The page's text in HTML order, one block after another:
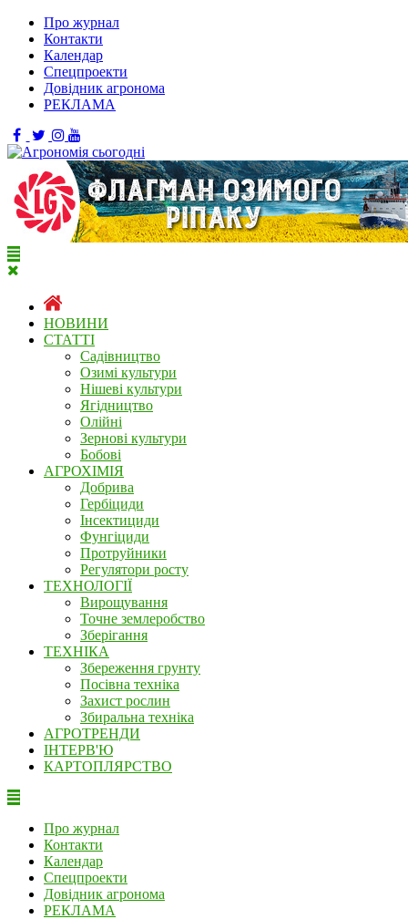
Про журнал
Контакти
Календар
Спецпроекти
Довідник агронома
РЕКЛАМА
НОВИНИ
СТАТТІ
Садівництво
Озимі культури
Нішеві культури
Ягідництво
Олійні
Зернові культури
Бобові
АГРОХІМІЯ
Добрива
Гербіциди
Інсектициди
Фунгіциди
Протруйники
Регулятори росту
ТЕХНОЛОГІЇ
Вирощування
Точне землеробство
Зберігання
ТЕХНІКА
Збереження грунту
Посівна техніка
Захист рослин
Збиральна техніка
АГРОТРЕНДИ
ІНТЕРВ'Ю
КАРТОПЛЯРСТВО
Про журнал
Контакти
Календар
Спецпроекти
Довідник агронома
РЕКЛАМА